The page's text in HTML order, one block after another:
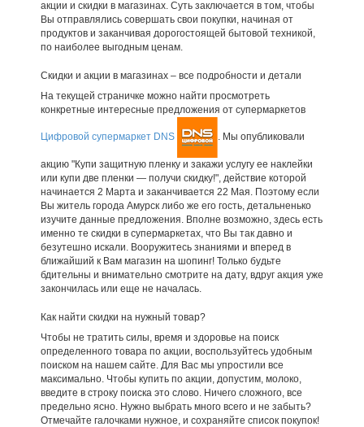
акции и скидки в магазинах. Суть заключается в том, чтобы
Вы отправлялись совершать свои покупки, начиная от
продуктов и заканчивая дорогостоящей бытовой техникой,
по наиболее выгодным ценам.
Скидки и акции в магазинах – все подробности и детали
На текущей страничке можно найти просмотреть
конкретные интересные предложения от супермаркетов
Цифровой супермаркет DNS . Мы опубликовали
акцию "Купи защитную пленку и закажи услугу ее наклейки
или купи две пленки — получи скидку!", действие которой
начинается 2 Марта и заканчивается 22 Мая. Поэтому если
Вы житель города Амурск либо же его гость, детальненько
изучите данные предложения. Вполне возможно, здесь есть
именно те скидки в супермаркетах, что Вы так давно и
безутешно искали. Вооружитесь знаниями и вперед в
ближайший к Вам магазин на шопинг! Только будьте
бдительны и внимательно смотрите на дату, вдруг акция уже
закончилась или еще не началась.
Как найти скидки на нужный товар?
Чтобы не тратить силы, время и здоровье на поиск
определенного товара по акции, воспользуйтесь удобным
поиском на нашем сайте. Для Вас мы упростили все
максимально. Чтобы купить по акции, допустим, молоко,
введите в строку поиска это слово. Ничего сложного, все
предельно ясно. Нужно выбрать много всего и не забыть?
Отмечайте галочками нужное, и сохраняйте список покупок!